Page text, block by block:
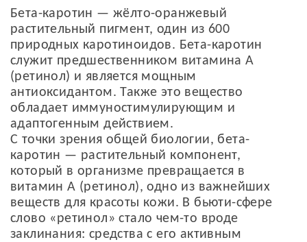
Бета-каротин — жёлто-оранжевый
растительный пигмент, один из 600
природных каротиноидов. Бета-каротин
служит предшественником витамина А
(ретинол) и является мощным
антиоксидантом. Также это вещество
обладает иммуностимулирующим и
адаптогенным действием.
С точки зрения общей биологии, бета-
каротин — растительный компонент,
который в организме превращается в
витамин А (ретинол), одно из важнейших
веществ для красоты кожи. В бьюти-сфере
слово «ретинол» стало чем-то вроде
заклинания: средства с его активным